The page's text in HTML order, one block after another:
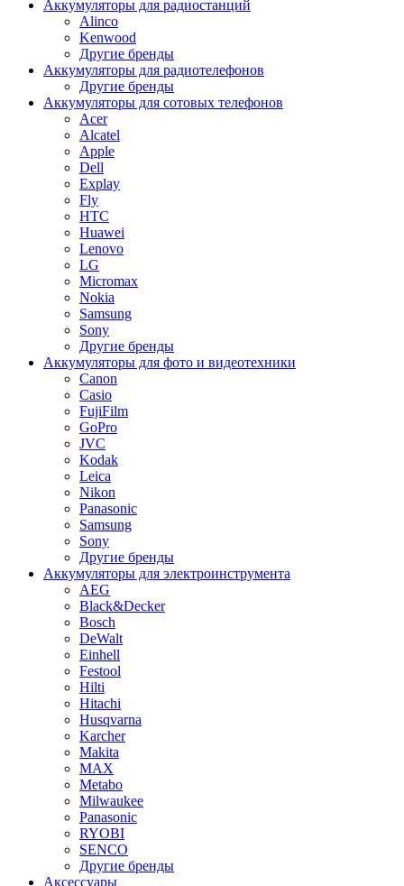
Аккумуляторы для радиостанций
Alinco
Kenwood
Другие бренды
Аккумуляторы для радиотелефонов
Другие бренды
Аккумуляторы для сотовых телефонов
Acer
Alcatel
Apple
Dell
Explay
Fly
HTC
Huawei
Lenovo
LG
Micromax
Nokia
Samsung
Sony
Другие бренды
Аккумуляторы для фото и видеотехники
Canon
Casio
FujiFilm
GoPro
JVC
Kodak
Leica
Nikon
Panasonic
Samsung
Sony
Другие бренды
Аккумуляторы для электроинструмента
AEG
Black&Decker
Bosch
DeWalt
Einhell
Festool
Hilti
Hitachi
Husqvarna
Karcher
Makita
MAX
Metabo
Milwaukee
Panasonic
RYOBI
SENCO
Другие бренды
Аксессуары